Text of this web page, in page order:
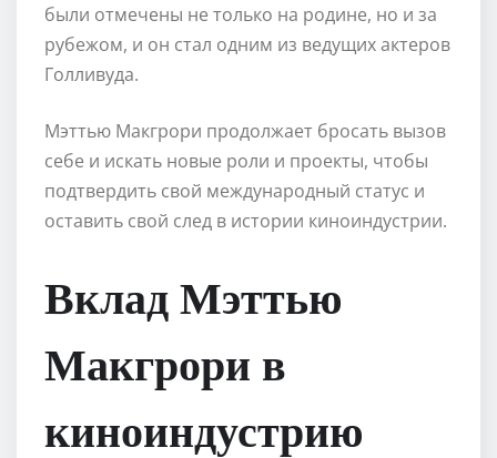
были отмечены не только на родине, но и за
рубежом, и он стал одним из ведущих актеров
Голливуда.
Мэттью Макгрори продолжает бросать вызов
себе и искать новые роли и проекты, чтобы
подтвердить свой международный статус и
оставить свой след в истории киноиндустрии.
Вклад Мэттью
Макгрори в
киноиндустрию